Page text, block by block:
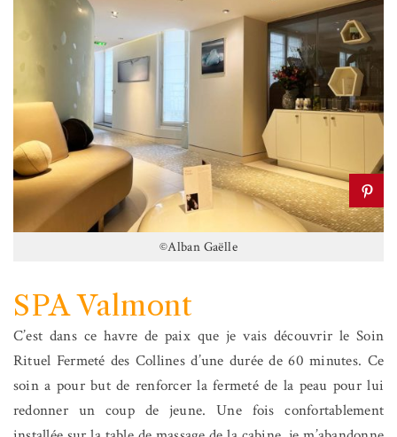
©Alban Gaëlle
SPA Valmont
C’est dans ce havre de paix que je vais découvrir le Soin
Rituel Fermeté des Collines d’une durée de 60 minutes. Ce
soin a pour but de renforcer la fermeté de la peau pour lui
redonner un coup de jeune. Une fois confortablement